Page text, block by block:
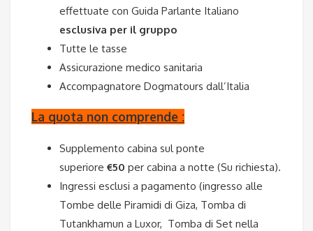
effettuate con Guida Parlante Italiano
esclusiva per il gruppo
Tutte le tasse
Assicurazione medico sanitaria
Accompagnatore Dogmatours dall’Italia
La quota non comprende :
Supplemento cabina sul ponte
superiore €50 per cabina a notte (Su richiesta).
Ingressi esclusi a pagamento (ingresso alle
Tombe delle Piramidi di Giza, Tomba di
Tutankhamun a Luxor, Tomba di Set nella